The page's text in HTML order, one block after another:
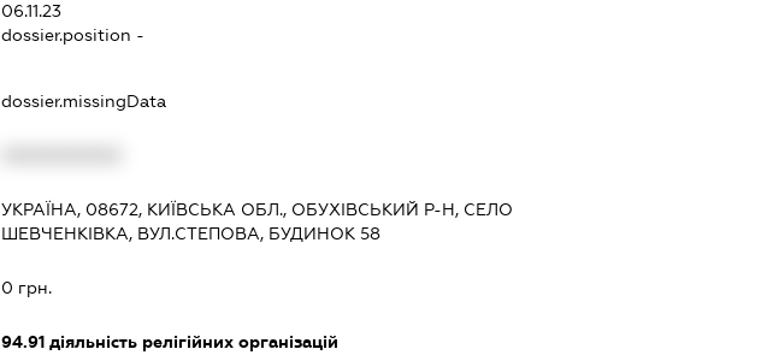
06.11.23
dossier.position -
dossier.missingData
УКРАЇНА, 08672, КИЇВСЬКА ОБЛ., ОБУХІВСЬКИЙ Р-Н, СЕЛО
ШЕВЧЕНКІВКА, ВУЛ.СТЕПОВА, БУДИНОК 58
0 грн.
94.91діяльність релігійних організацій